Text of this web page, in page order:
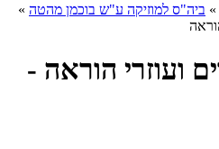
» ביה"ס למוזיקה ע"ש בוכמן מהטה »
ועוזרי הוראה -